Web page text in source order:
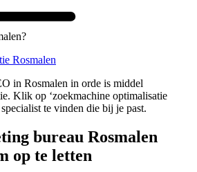
Rosmalen
in Rosmalen in orde is middel
Klik op ‘zoekmachine optimalisatie
te vinden die bij je past.
bureau Rosmalen
op te letten